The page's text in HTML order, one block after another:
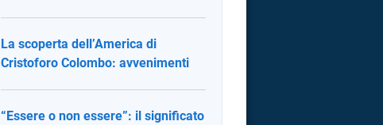
La scoperta dell’America di
Cristoforo Colombo: avvenimenti
“Essere o non essere”: il significato